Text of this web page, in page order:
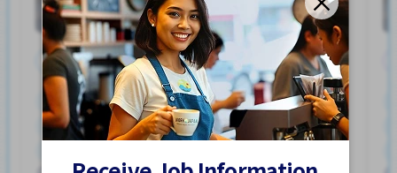
အချိန်ပြည့်
ကားပါကင္ရွိျခင္း
စက္ဘီးထားရန္ေနရာရွိျခင္း
ထမင်းကျွေးမည်
ဘူတာႏွင့္နီးေသာ
ဘောနပ်စ်